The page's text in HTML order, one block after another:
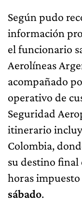
Según pudo
información
el funcionario
Aerolíneas
acompañado
operativo de
Seguridad
itinerario
Colombia,
su destino final
horas
sábado.